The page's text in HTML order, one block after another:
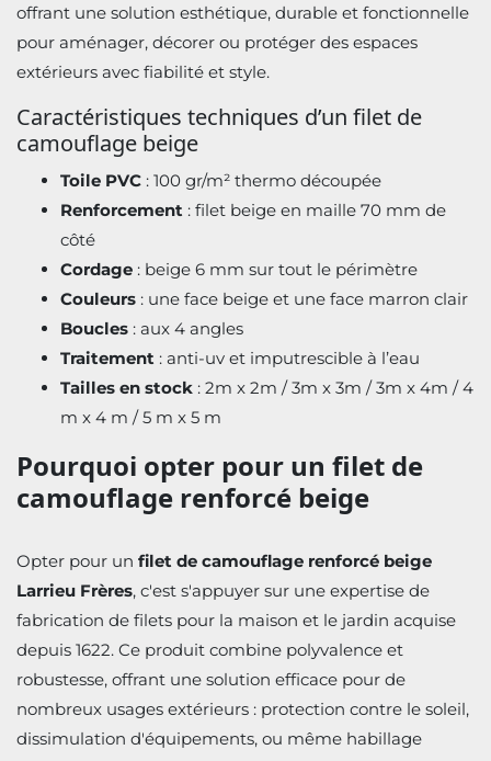
offrant une solution esthétique, durable et fonctionnelle
pour aménager, décorer ou protéger des espaces
extérieurs avec fiabilité et style.
Caractéristiques techniques d’un filet de
camouflage beige
Toile PVC : 100 gr/m² thermo découpée
Renforcement : filet beige en maille 70 mm de
côté
Cordage : beige 6 mm sur tout le périmètre
Couleurs : une face beige et une face marron clair
Boucles : aux 4 angles
Traitement : anti-uv et imputrescible à l’eau
Tailles en stock : 2m x 2m / 3m x 3m / 3m x 4m / 4
m x 4 m / 5 m x 5 m
Pourquoi opter pour un filet de
camouflage renforcé beige
Opter pour un filet de camouflage renforcé beige
Larrieu Frères, c'est s'appuyer sur une expertise de
fabrication de filets pour la maison et le jardin acquise
depuis 1622. Ce produit combine polyvalence et
robustesse, offrant une solution efficace pour de
nombreux usages extérieurs : protection contre le soleil,
dissimulation d'équipements, ou même habillage